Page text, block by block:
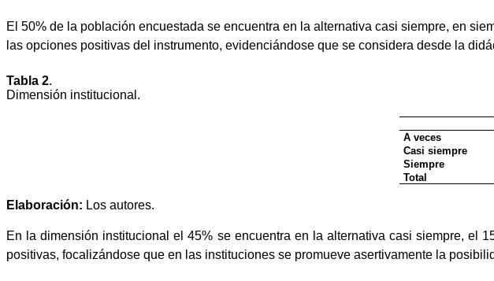
El 50% de la población encuestada se encuentra en la alternativa casi siempre, en
las opciones positivas del instrumento, evidenciándose que se considera desde la
Tabla 2.
Dimensión institucional.
A veces
Casi siempre
Siempre
Total
Elaboración: Los autores.
En la dimensión institucional el 45% se encuentra en la alternativa casi siempre, el
positivas, focalizándose que en las instituciones se promueve asertivamente la